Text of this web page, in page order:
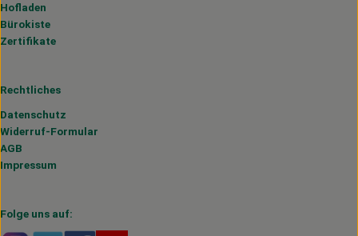
Hofladen
Bürokiste
Zertifikate
Rechtliches
Datenschutz
Widerruf-Formular
AGB
Impressum
Folge uns auf: